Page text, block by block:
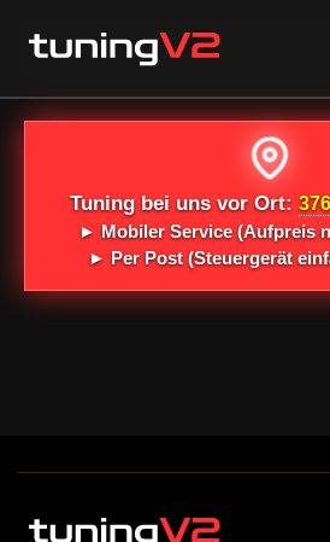
Tuning bei uns vor Ort:
► Mobiler Service(Aufpreis
►Per Post(Steuergerät